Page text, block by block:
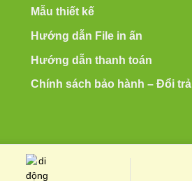
Mẫu thiết kế
Hướng dẫn File in ấn
Hướng dẫn thanh toán
Chính sách bảo hành – Đổi trả